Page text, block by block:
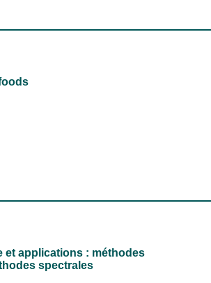
et applications : méthodes
spectrales